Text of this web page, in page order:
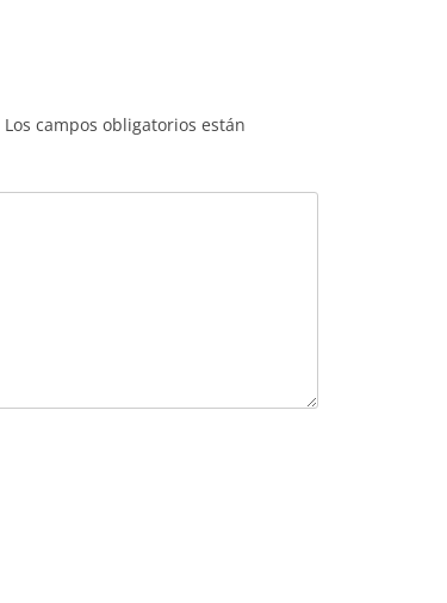
Los campos obligatorios están